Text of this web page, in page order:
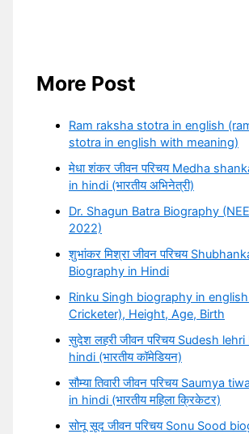
More Post
Ram raksha stotra in english
stotra in english with meaning)
मेधा शंकर जीवन परिचय Medha
in hindi (भारतीय अभिनेत्री)
Dr. Shagun Batra Biography
2022)
शुभांकर मिश्रा जीवन परिचय
Biography in Hindi
Rinku Singh biography in
Cricketer), Height, Age, Birth
सुदेश लहरी जीवन परिचय Sudesh
hindi (भारतीय कॉमेडियन)
सौम्या तिवारी जीवन परिचय Saumya
in hindi (भारतीय महिला क्रिकेटर)
सोनू सूद जीवन परिचय Sonu Sood